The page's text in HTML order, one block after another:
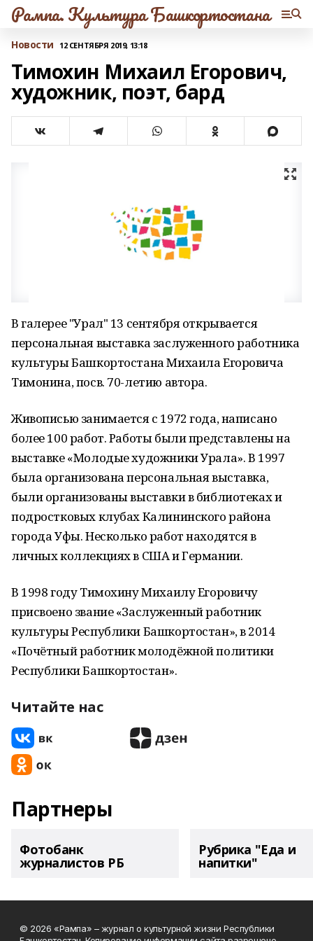
Рампа. Культура Башкортостана
Новости 12 СЕНТЯБРЯ 2019, 13:18
Тимохин Михаил Егорович,
художник, поэт, бард
В галерее "Урал" 13 сентября открывается
персональная выставка заслуженного работника
культуры Башкортостана Михаила Егоровича
Тимонина, посв. 70-летию автора.
Живописью занимается с 1972 года, написано
более 100 работ. Работы были представлены на
выставке «Молодые художники Урала». В 1997
была организована персональная выставка,
были организованы выставки в библиотеках и
подростковых клубах Калининского района
города Уфы. Несколько работ находятся в
личных коллекциях в США и Германии.
В 1998 году Тимохину Михаилу Егоровичу
присвоено звание «Заслуженный работник
культуры Республики Башкортостан», в 2014
«Почётный работник молодёжной политики
Республики Башкортостан».
Читайте нас
Партнеры
Фотобанк
журналистов РБ
Рубрика "Еда и
напитки"
© 2026 «Рампа» – журнал о культурной жизни Республики